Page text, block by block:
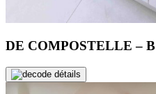
DE COMPOSTELLE – B
de détails